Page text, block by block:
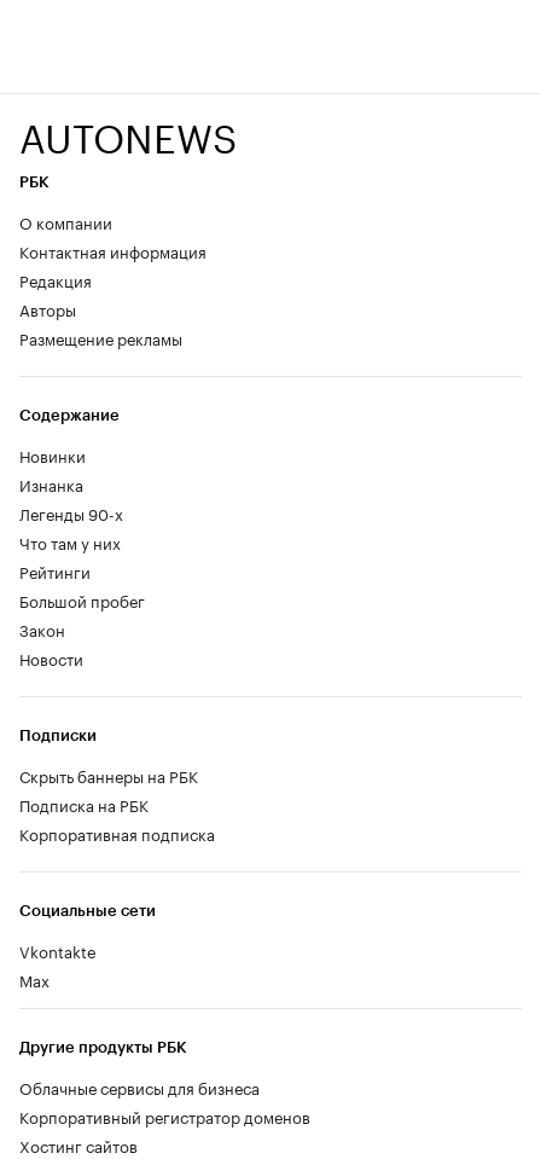
AUTONEWS
РБК
О компании
Контактная информация
Редакция
Авторы
Размещение рекламы
Содержание
Новинки
Изнанка
Легенды 90-х
Что там у них
Рейтинги
Большой пробег
Закон
Новости
Социальные сети
Vkontakte
Max
Другие продукты РБК
Облачные сервисы для бизнеса
Корпоративный регистратор доменов
Хостинг сайтов
Подписки
Скрыть баннеры на РБК
Подписка на РБК
Корпоративная подписка